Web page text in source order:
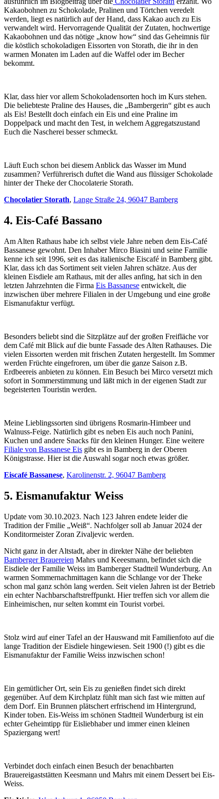
Kakaobohnen zu Schokolade, Pralinen und Törtchen veredelt
werden, liegt es natürlich auf der Hand, dass Kakao auch zu Eis
verwandelt wird. Hervorragende Qualität der Zutaten, hochwertige
Kakaobohnen und das nötige „know how“ sind das Geheimnis für
die köstlich schokoladigen Eissorten von Storath, die ihr in den
warmen Monaten im Laden auf die Waffel oder im Becher
bekommt.
Klar, dass hier vor allem Schokoladensorten hoch im Kurs stehen.
Die beliebteste Praline des Hauses, die „Bambergerin“ gibt es auch
als Eis! Bestellt doch einfach ein Eis und eine Praline im
Doppelpack und macht den Test, in welchem Aggregatszustand
Euch die Nascherei besser schmeckt.
Läuft Euch schon bei diesem Anblick das Wasser im Mund
zusammen? Verführerisch duftet die Wand aus flüssiger Schokolade
hinter der Theke der Chocolaterie Storath.
Chocolatier Storath, Lange Straße 24, 96047 Bamberg
4. Eis-Café Bassano
Am Alten Rathaus habe ich selbst viele Jahre neben dem Eis-Café
Bassanese gewohnt. Den Inhaber Mirco Biasini und seine Familie
kenne ich seit 1996, seit es das italienische Eiscafé in Bamberg gibt.
Klar, dass ich das Sortiment seit vielen Jahren schätze. Aus der
kleinen Eisdiele am Rathaus, mit der alles anfing, hat sich in den
letzten Jahrzehnten die Firma Eis Bassanese entwickelt, die
inzwischen über mehrere Filialen in der Umgebung und eine große
Eismanufaktur verfügt.
Besonders beliebt sind die Sitzplätze auf der großen Freifläche vor
dem Café mit Blick auf die bunte Fassade des Alten Rathauses. Die
vielen Eissorten werden mit frischen Zutaten hergestellt. Im Sommer
werden Früchte eingefroren, um über die ganze Saison z.B.
Erdbeereis anbieten zu können. Ein Besuch bei Mirco versetzt mich
sofort in Sommerstimmung und läßt mich in der eigenen Stadt zur
begeisterten Touristin werden.
Meine Lieblingssorten sind übrigens Rosmarin-Himbeer und
Walnuss-Feige. Natürlich gibt es neben Eis auch noch Panini,
Kuchen und andere Snacks für den kleinen Hunger. Eine weitere
Filiale von Bassanese Eis gibt es in Bamberg in der Oberen
Königstrasse. Hier ist die Auswahl sogar noch etwas größer.
Eiscafé Bassanese, Karolinenstr. 2, 96047 Bamberg
5. Eismanufaktur Weiss
Update vom 30.10.2023. Nach 123 Jahren endete leider die
Tradition der Fmilie „Weiß“. Nachfolger soll ab Januar 2024 der
Konditormeister Zoran Zivaljevic werden.
Nicht ganz in der Altstadt, aber in direkter Nähe der beliebten
Bamberger Brauereien Mahrs und Keeesmann, befindet sich die
Eisdiele der Familie Weiss im Bamberger Stadtteil Wunderburg. An
warmen Sommernachmittagen kann die Schlange vor der Theke
schon mal ganz schön lang werden. Seit vielen Jahren ist der Betrieb
ein echter Nachbarschaftstreffpunkt. Hier treffen sich vor allem die
Einheimischen, nur selten kommt ein Tourist vorbei.
Stolz wird auf einer Tafel an der Hauswand mit Familienfoto auf die
lange Tradition der Eisdiele hingewiesen. Seit 1900 (!) gibt es die
Eismanufaktur der Familie Weiss inzwischen schon!
Ein gemütlicher Ort, sein Eis zu genießen findet sich direkt
gegenüber. Auf dem Kirchplatz fühlt man sich fast wie mitten auf
dem Dorf. Ein Brunnen plätschert erfrischend im Hintergrund,
Kinder toben. Eis-Weiss im schönen Stadtteil Wunderburg ist ein
echter Geheimtipp für Eisliebhaber und immer einen kleinen
Spaziergang wert!
Verbindet doch einfach einen Besuch der benachbarten
Brauereigaststätten Keesmann und Mahrs mit einem Dessert bei Eis-
Weiss.